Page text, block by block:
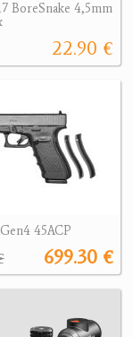
BoreSnake 4,5mm
22.90 €
45ACP
699.30 €